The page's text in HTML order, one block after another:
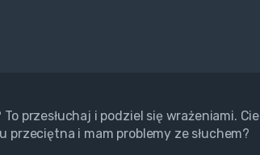
To przesłuchaj i podziel się wrażeniami.
przeciętna i mam problemy ze słuchem?